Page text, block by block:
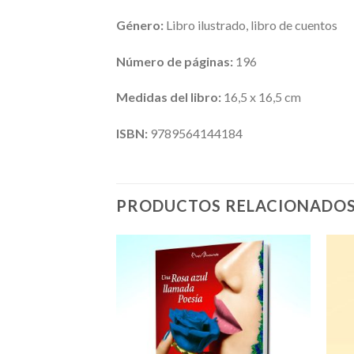
Género: Libro ilustrado, libro de cuentos
Número de páginas: 196
Medidas del libro: 16,5 x 16,5 cm
ISBN: 9789564144184
PRODUCTOS